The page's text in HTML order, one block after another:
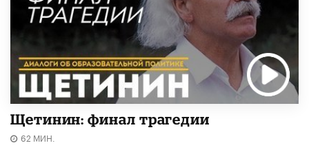
Щетинин: финал трагедии
62 МИН.